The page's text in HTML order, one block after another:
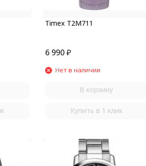
Timex T2M711
6 990 ₽
Нет в наличии
В корзину
Купить в 1 клик